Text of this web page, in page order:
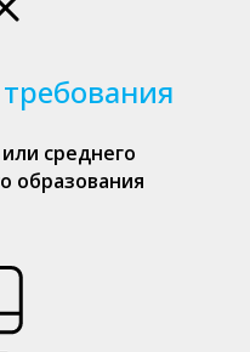
среднего
образования